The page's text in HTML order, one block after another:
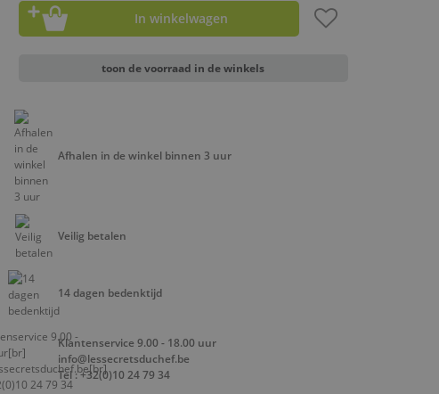
In winkelwagen
toon de voorraad in de winkels
Afhalen in de winkel binnen 3 uur
Veilig betalen
14 dagen bedenktijd
Klantenservice 9.00 - 18.00 uur
info@lessecretsduchef.be
Tel : +32(0)10 24 79 34